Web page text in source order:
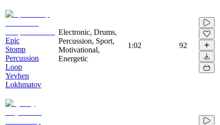
Epic
Stomp
Percussion
Loop
Yevhen
Lokhmatov
Electronic, Drums,
Percussion, Sport,
Motivational,
Energetic
1:02 92